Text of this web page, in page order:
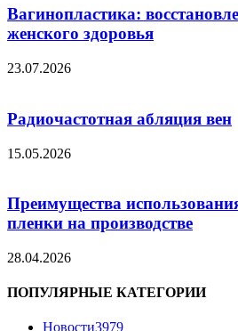
Вагинопластика:
женского здоровья
23.07.2026
Радиочастотная абляция вен
15.05.2026
Преимущества
пленки на производстве
28.04.2026
ПОПУЛЯРНЫЕ КАТЕГОРИИ
Новости3979